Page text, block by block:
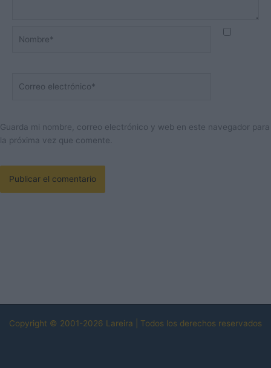
electrónico*
Guarda mi nombre, correo electrónico y web en este navegador para
la próxima vez que comente.
Copyright © 2001-2026 Lareira | Todos los derechos reservados